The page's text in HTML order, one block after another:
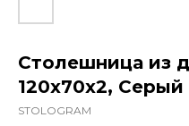
Столешница из
120x70x2,
STOLOGRAM